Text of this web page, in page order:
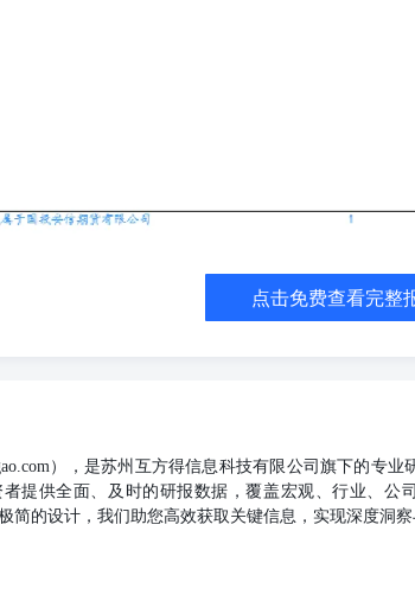
点击免费查看完整
），是苏州互方得信息科技有限公司旗下的专业
提供全面、及时的研报数据，覆盖宏观、行业、公
简的设计，我们助您高效获取关键信息，实现深度洞察